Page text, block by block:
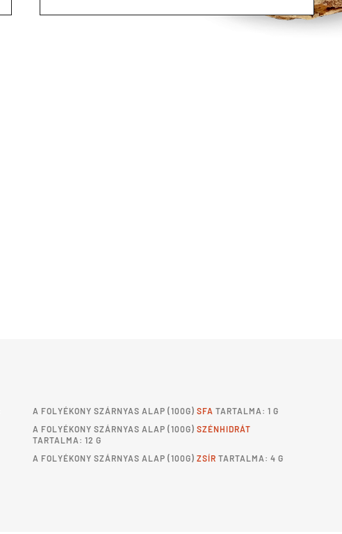
A FOLYÉKONY SZÁRNYAS ALAP (100G) SFA TARTALMA: 1 G
A FOLYÉKONY SZÁRNYAS ALAP (100G) SZÉNHIDRÁT
TARTALMA: 12 G
A FOLYÉKONY SZÁRNYAS ALAP (100G) ZSÍR TARTALMA: 4 G